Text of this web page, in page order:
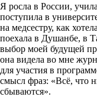
Я росла в России,
поступила в
на медсестру, как
поехала в Душанбе, в
выбор моей будущей
она видела во мне
для участия в
смысл фраз: «Всё, что
сбываются».